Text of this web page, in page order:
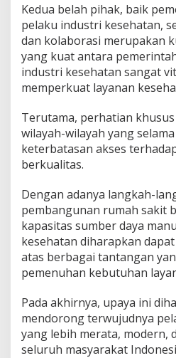
Kedua belah pihak, baik
pelaku industri kesehatan,
dan kolaborasi merupakan
yang kuat antara
industri kesehatan sangat
memperkuat layanan
Terutama, perhatian
wilayah-wilayah yang
keterbatasan akses
berkualitas.
Dengan adanya langkah-
pembangunan rumah sakit
kapasitas sumber daya
kesehatan diharapkan
atas berbagai tantangan
pemenuhan kebutuhan
Pada akhirnya, upaya ini
mendorong terwujudnya
yang lebih merata, modern,
seluruh masyarakat